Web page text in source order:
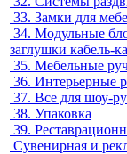
33. Замки для
34. Модульные
заглушки кабель-
35. Мебельные
36. Интерьерные
37. Все для шоу-
38. Упаковка
39.
Сувенирная и